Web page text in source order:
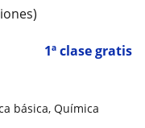
1ª clase gratis
básica, Química